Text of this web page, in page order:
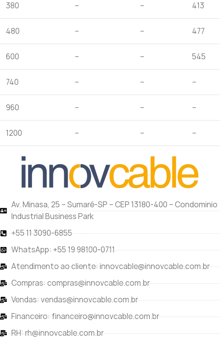
380 – – 413
480 – – 477
600 – – 545
740 – – –
960 – – –
1200 – – –
Av. Minasa, 25 – Sumaré-SP – CEP 13180-400 – Condominio
Industrial Business Park
+55 11 3090-6855
WhatsApp: +55 19 98100-0711
Atendimento ao cliente: innovcable@innovcable.com.br
Compras: compras@innovcable.com.br
Vendas: vendas@innovcable.com.br
Financeiro: financeiro@innovcable.com.br
RH: rh@innovcable.com.br